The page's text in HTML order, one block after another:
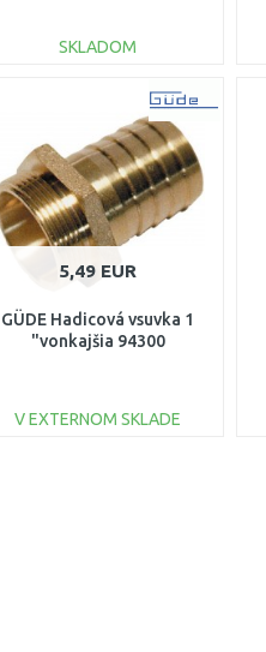
SKLADOM
DO KOŠÍKA
Porovnať
5,49 EUR
GÜDE Hadicová vsuvka 1
"vonkajšia 94300
V EXTERNOM SKLADE